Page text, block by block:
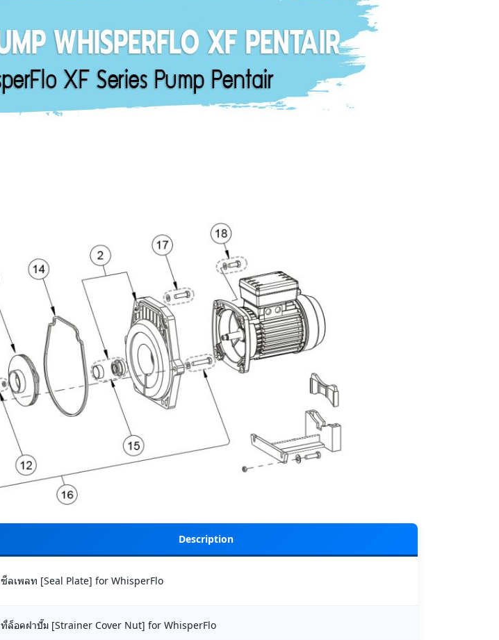
Description
ซีลเพลท [Seal Plate] for WhisperFlo
ที่ล็อคฝาปั๊ม [Strainer Cover Nut] for WhisperFlo